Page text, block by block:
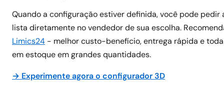
Quando a configuração estiver definida, você pode pedir
lista diretamente no vendedor de sua escolha.
Limics24 - melhor custo-benefício, entrega rápida e
em estoque em grandes quantidades.
→ Experimente agora o configurador 3D